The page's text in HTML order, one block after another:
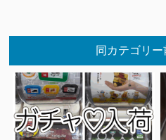
同カテゴリ